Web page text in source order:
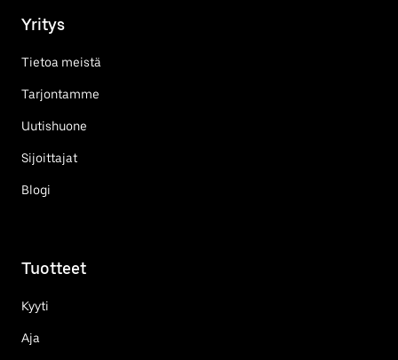
Yritys
Tietoa meistä
Tarjontamme
Uutishuone
Sijoittajat
Blogi
Tuotteet
Kyyti
Aja